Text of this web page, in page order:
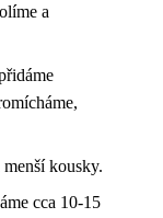
a
menší kousky.
cca 10-15